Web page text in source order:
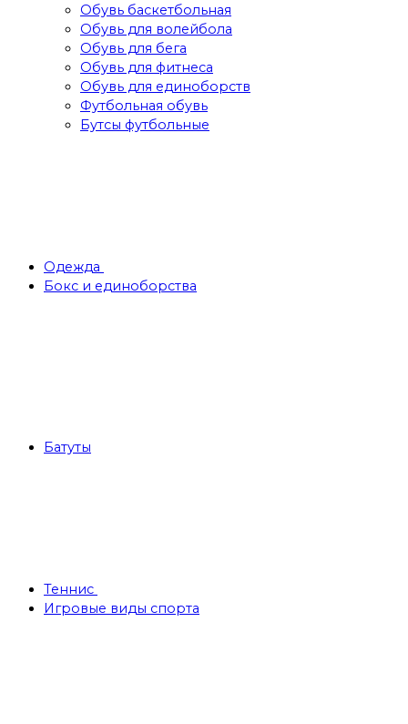
Обувь баскетбольная
Обувь для волейбола
Обувь для бега
Обувь для фитнеса
Обувь для единоборств
Футбольная обувь
Бутсы футбольные
Одежда
Бокс и единоборства
Батуты
Теннис
Игровые виды спорта